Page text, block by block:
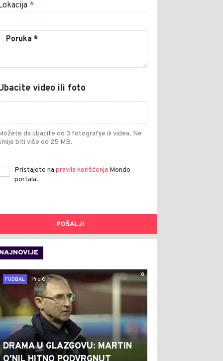
*
video ili foto
da ubacite do 3 fotografije ili videa. Ne
biti više od 25 MB.
Pristajete na pravila korišćenja Mondo
portala.
POŠALJI
NAJNOVIJE
0
FUDBAL
Pre 6 h
DRAMA U GLAZGOVU: MARTIN